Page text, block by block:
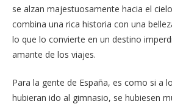
se alzan majestuosamente hacia el
combina una rica historia con una
lo que lo convierte en un destino
amante de los viajes.
Para la gente de España, es como si a
hubieran ido al gimnasio, se hubiesen